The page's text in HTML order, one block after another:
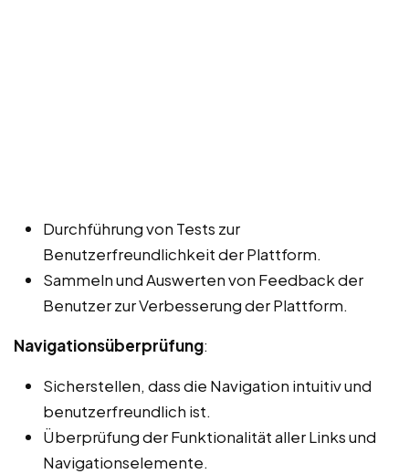
Durchführung von Tests zur
Benutzerfreundlichkeit der Plattform.
Sammeln und Auswerten von Feedback der
Benutzer zur Verbesserung der Plattform.
Navigationsüberprüfung:
Sicherstellen, dass die Navigation intuitiv und
benutzerfreundlich ist.
Überprüfung der Funktionalität aller Links und
Navigationselemente.